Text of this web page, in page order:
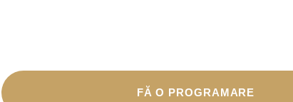
FĂ O PROGRAMARE